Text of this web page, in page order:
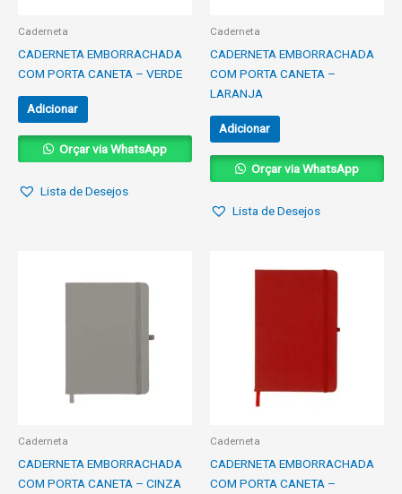
Caderneta
CADERNETA EMBORRACHADA
COM PORTA CANETA – VERDE
Adicionar
Orçar via WhatsApp
Lista de Desejos
Caderneta
CADERNETA EMBORRACHADA
COM PORTA CANETA –
LARANJA
Adicionar
Orçar via WhatsApp
Lista de Desejos
Caderneta
CADERNETA EMBORRACHADA
COM PORTA CANETA – CINZA
Caderneta
CADERNETA EMBORRACHADA
COM PORTA CANETA –